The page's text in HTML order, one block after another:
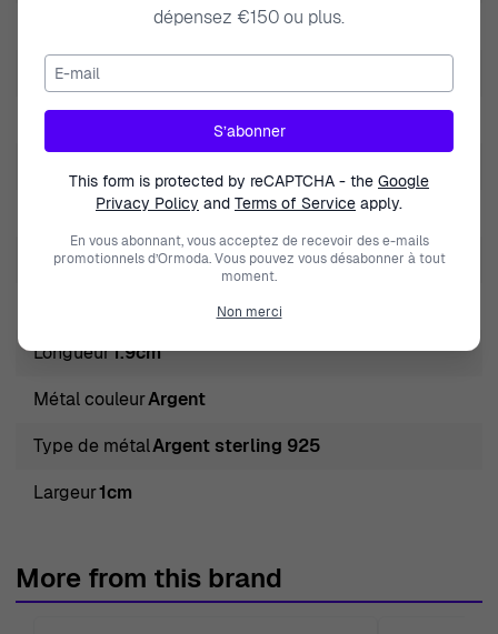
Orphelia
GenreFemmes
Fermeture
Couleur des pierresVert
Type de pierresZirconium
Boucle d'oreille
Longueur1.9cm
Métal couleurArgent
Type de métalArgent sterling 925
Largeur1cm
More from this brand
dépensez €150 ou plus.
E-mail
S’abonner
This form is protected by reCAPTCHA - the Google
Privacy Policy and Terms of Service apply.
En vous abonnant, vous acceptez de recevoir des e-mails
promotionnels d’Ormoda. Vous pouvez vous désabonner à tout
moment.
Non merci